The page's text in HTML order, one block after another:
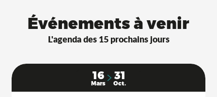
Événements à venir
L'agenda des 15 prochains jours
16
Mars
31
Oct.